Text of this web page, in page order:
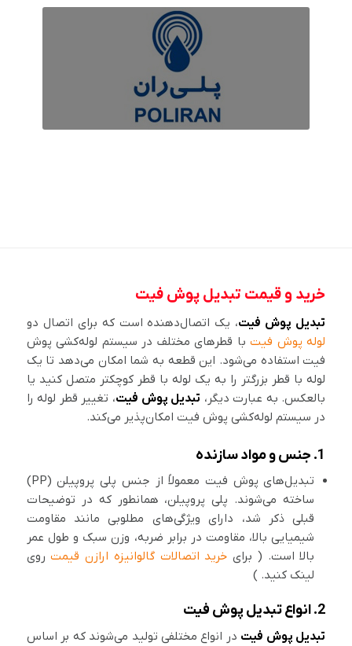
خرید و قیمت تبدیل پوش فیت
تبدیل پوش فیت، یک اتصال‌دهنده است که برای اتصال دو
لوله پوش فیتبا قطرهای مختلف در سیستم لوله‌کشی پوش
فیت استفاده می‌شود. این قطعه به شما امکان می‌دهد تا یک
لوله با قطر بزرگتر را به یک لوله با قطر کوچکتر متصل کنید یا
بالعکس. به عبارت دیگر، تبدیل پوش فیت، تغییر قطر لوله را
در سیستم لوله‌کشی پوش فیت امکان‌پذیر می‌کند.
1. جنس و مواد سازنده
تبدیل‌های پوش فیت معمولاً از جنس پلی پروپیلن (PP)
ساخته می‌شوند. پلی پروپیلن، همانطور که در توضیحات
قبلی ذکر شد، دارای ویژگی‌های مطلوبی مانند مقاومت
شیمیایی بالا، مقاومت در برابر ضربه، وزن سبک و طول عمر
بالا است. ( برای خرید اتصالات گالوانیزه ارازن قیمتروی
لینک کنید. )
2. انواع تبدیل پوش فیت
تبدیل‌ پوش فیت در انواع مختلفی تولید می‌شوند که بر اساس